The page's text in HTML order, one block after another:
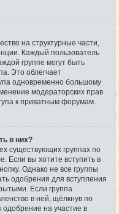
на структурные части,
Каждый пользователь
группе могут быть
Это облегчает
одновременно большому
модераторских прав
к приватным форумам.
в них?
существующих группах по
Если вы хотите вступить в
Однако не все группы
одобрения для вступления
Если группа
в ней, щёлкнув по
одобрение на участие в